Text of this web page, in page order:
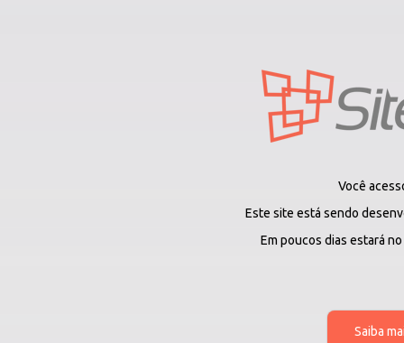
Você
Este site está sendo
Em poucos dias estará
Saiba